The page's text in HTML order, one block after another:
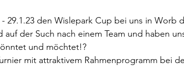
29.1.23 den Wislepark Cup bei uns in Worb
der Such nach einem Team und haben
und möchtet!?
mit attraktivem Rahmenprogramm bei